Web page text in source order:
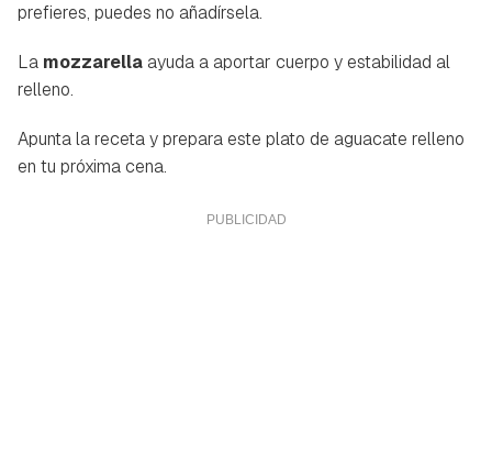
prefieres, puedes no añadírsela.
La mozzarella ayuda a aportar cuerpo y estabilidad al
relleno.
Apunta la receta y prepara este plato de aguacate relleno
en tu próxima cena.